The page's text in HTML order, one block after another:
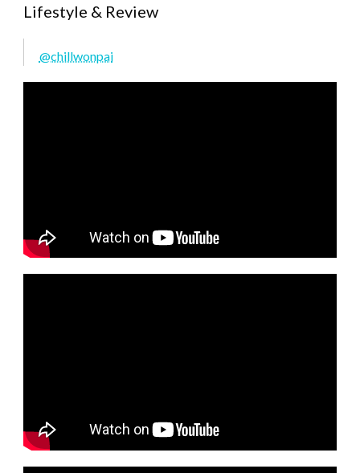
Lifestyle & Review
@chillwonpai